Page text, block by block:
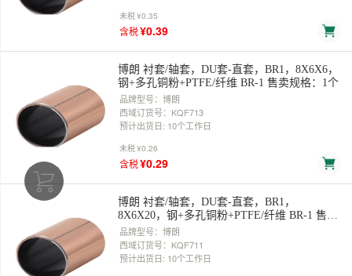
未税¥0.35
含税¥0.39
博朗 衬套/轴套，DU套-直套，BR1，8X6X6，
钢+多孔铜粉+PTFE/纤维 BR-1 售卖规格：1个
品牌型号：博朗
西域订货号：KQF713
预计出货日: 10个工作日
未税¥0.26
含税¥0.29
博朗 衬套/轴套，DU套-直套，BR1，
8X6X20，钢+多孔铜粉+PTFE/纤维 BR-1 售卖
规格：1个
品牌型号：博朗
西域订货号：KQF711
预计出货日: 10个工作日